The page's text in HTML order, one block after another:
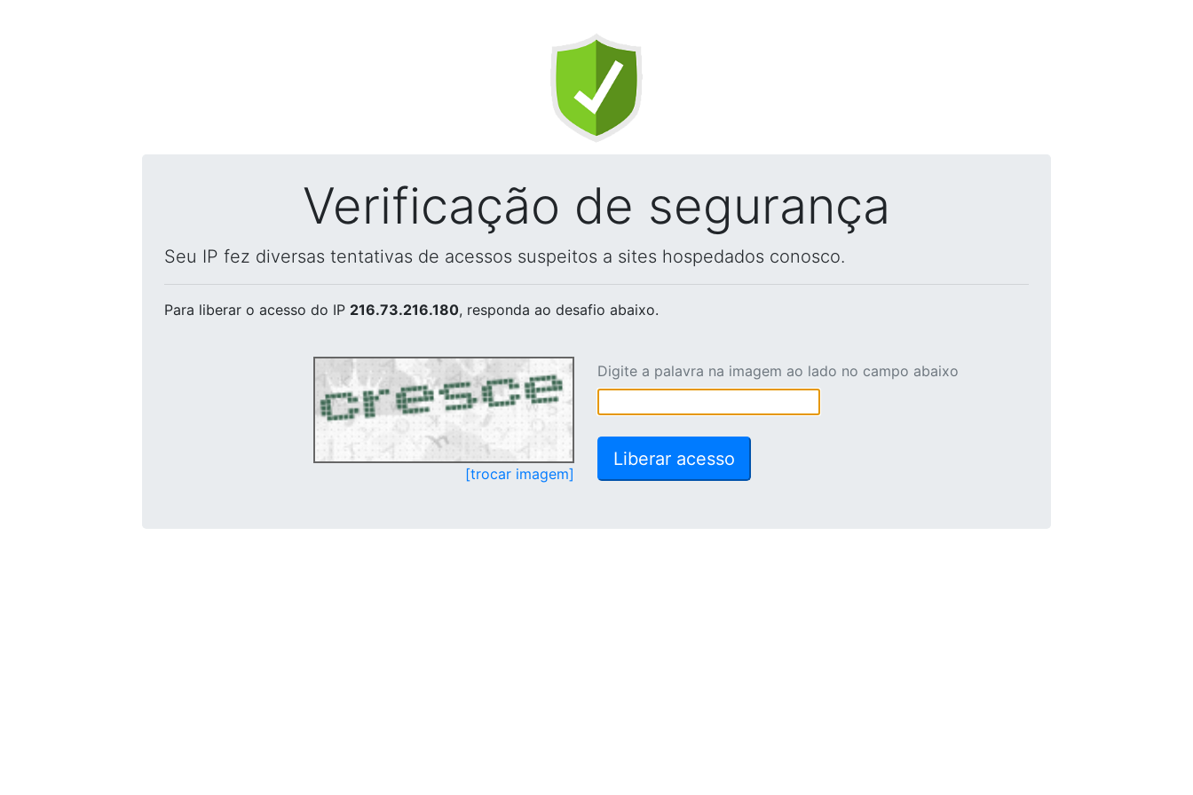
Verificação de segurança
Seu IP fez diversas tentativas de acessos suspeitos a sites hospedados conosco.
Para liberar o acesso do IP 216.73.216.180, responda ao desafio abaixo.
[trocar imagem]
Digite a palavra na imagem ao lado no campo abaixo